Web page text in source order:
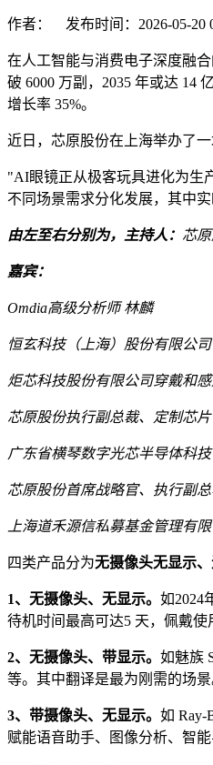
作者： 发布时间：2026-05-20
在人工智能与消费电子深度融
破 6000 万副，2035 年或达 14
增长率 35%。
近日，芯原股份在上海举办了
"AI眼镜正从极客玩具进化为生
不同场景需求分化发展，其中
由左至右分别为，主持人： 芯
嘉宾：
Omdia高级分析师林麟
恒玄科技（上海）股份有限公
炬芯科技股份有限公司穿戴和
芯原股份执行副总裁、定制芯
广东省横琴数字光芯半导体科
芯原股份首席战略官、执行副总
上海道禾源信私募基金管理有
四类产品分为无摄像头无显示
1、 无摄像头、 无显示。 如2024
待机时间最高可达5 天，佩戴使
2、 无摄像头、 带显示。 如魅族
等。其中翻译是最为刚需的场景
3、 带摄像头、 无显示。 如 Ray-
赋能语音助手、图像分析、智